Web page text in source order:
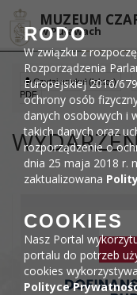
DEKLARACJA
MUZEUM
w Puławach
Czytaj artykuł (lektor)
PDF
RODO
W związku z
Rozporządzenia
Europejskiej 2016/
ochrony osób
danych osobowych i
takich danych oraz
rozporządzenie o
dnia 25 maja 2018 r.
zaktualizowana
COOKIES
Nasz Portal
portalu do potrzeb
cookies
Polityce